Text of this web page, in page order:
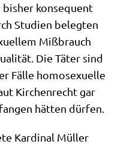
bis­her kon­se­quent
Stu­di­en beleg­ten
Miß­brauch
Die Täter sind
Fäl­le homo­se­xu­el­le
Kir­chen­recht gar
hät­ten dürfen.
Kar­di­nal Mül­ler